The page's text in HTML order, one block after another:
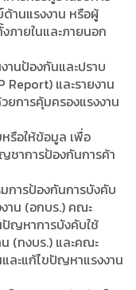
านแรงงาน หรือผู้
ภายในและภายนอก
านป้องกันและปราบ
Report) และรายงาน
ยการคุ้มครองแรงงาน
รือให้ข้อมูล เพื่อ
าการป้องกันการค้า
การป้องกันการบังคับ
าน (อกบร.) คณะ
ญหาการบังคับใช้
(ทงบร.) และคณะ
ละแก้ไขปัญหาแรงงาน